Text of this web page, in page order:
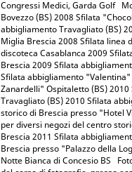
Congressi Medici, Garda Golf
Bovezzo (BS) 2008 Sfilata
abbigliamento Travagliato (BS)
Miglia Brescia 2008 Sfilata linea
discoteca Casablanca 2009
Brescia 2009 Sfilata
Sfilata abbigliamento
Zanardelli" Ospitaletto (BS)
Travagliato (BS) 2010 Sfilata
storico di Brescia presso "Hotel
per diversi negozi del centro
Brescia 2011 Sfilata
Brescia presso "Palazzo della
Notte Bianca di Concesio BS